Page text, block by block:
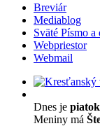
Breviár
Mediablog
Sväté Písmo
Webpriestor
Webmail
Dnes je
Meniny má